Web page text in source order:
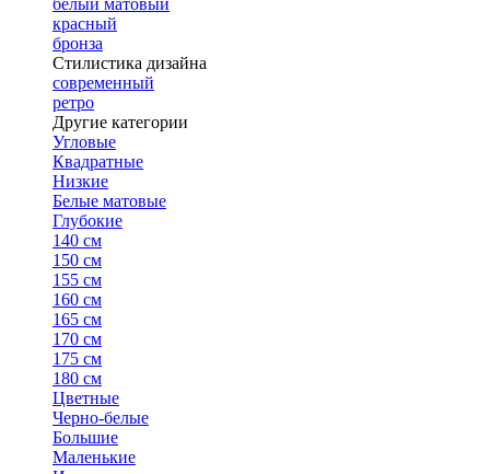
белый матовый
красный
бронза
Стилистика дизайна
современный
ретро
Другие категории
Угловые
Квадратные
Низкие
Белые матовые
Глубокие
140 см
150 см
155 см
160 см
165 см
170 см
175 см
180 см
Цветные
Черно-белые
Большие
Маленькие